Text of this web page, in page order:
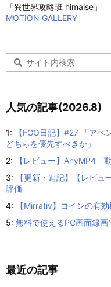
「異世界攻略班 himaise」
MOTION GALLERY
人気の記事(2026.8)
1:
【FGO日記】#27 「アペ
どちらを優先すべきか」
2:
【レビュー】AnyMP4「
3:
【更新・追記】【レビ
評価
4:
【Mirrativ】コインの有
5: 無料で使えるPC画面録
最近の記事